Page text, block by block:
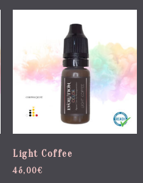
Light Coffee
45,00€